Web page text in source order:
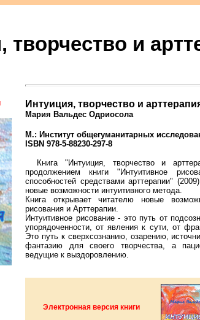
творчество и
Интуиция, творчество и
Мария Вальдес Одриосола
М.: Институт общегуманитарных
ISBN 978-5-88230-297-8
Книга "Интуиция, творчество и
продолжением книги "Интуитивное
способностей средствами арттерапии"
новые возможности интуитивного метода.
Книга открывает читателю новые
рисования и Арттерапии.
Интуитивное рисование - это путь от
упорядоченности, от явления к сути, от
Это путь к сверхсознанию, озарению,
фантазию для своего творчества, а
ведущие к выздоровлению.
Электронная версия книги